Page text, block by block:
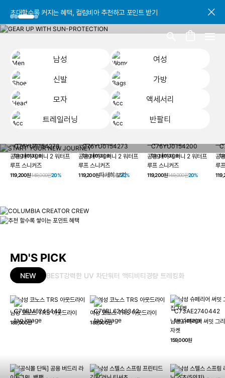
초대할수록 커지는 혜택, 컬럼비아 추천하고 포인트 받기
초대할수록 커지는 혜택, 컬럼비아 추천하고 포인트 받기
초대할수록 커지는 혜택, 컬럼비아 추천하고 포인트 받기
남성
여성
신발
가방
모자
액세서리
트레일러닝
반팔티
START YOUR
헤이지 져니 New 컬러 UP TO 20% OFF
자세히 보기
공용 헤이지 져니 2 워터프
루프 스니커즈
119,200원149,000원20%
공용 헤이지 져니 2 워터프
루프 스니커즈
119,200원149,000원20%
공용 헤이지 져니 2 워터프
루프 스니커즈
119,200원149,000원20%
공
루
MD'S PICK
NEW BEST강력한 UV 차단워터 액티비티경량 트레킹화
남성 코노스 TRS 아웃드라이
189,000원
여성 코노스 TRS 아웃드라이
189,000원
남성 슈페리어 써밋 그
자켓
159,000원